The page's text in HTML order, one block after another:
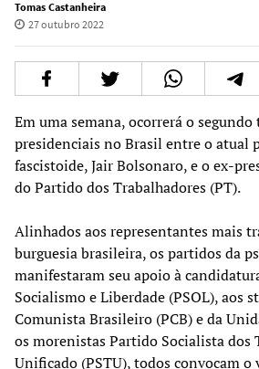
Tomas Castanheira
27 outubro 2022
Em uma semana, ocorrerá o
presidenciais no Brasil entre o atual
fascistoide, Jair Bolsonaro, e o ex-
do Partido dos Trabalhadores (PT).
Alinhados aos representantes mais
burguesia brasileira, os partidos da
manifestaram seu apoio à
Socialismo e Liberdade (PSOL), aos
Comunista Brasileiro (PCB) e da
os morenistas Partido Socialista dos
Unificado (PSTU), todos convocam